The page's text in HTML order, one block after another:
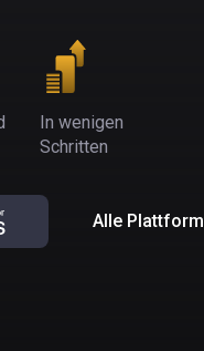
In wenigen
Schritten
Alle